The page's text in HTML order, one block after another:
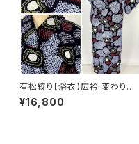
有松絞り【浴衣】広衿 変わり亀
甲 有松鳴海絞り 綿 総絞り 藍色
紺 白 赤 黄色 066
¥16,800